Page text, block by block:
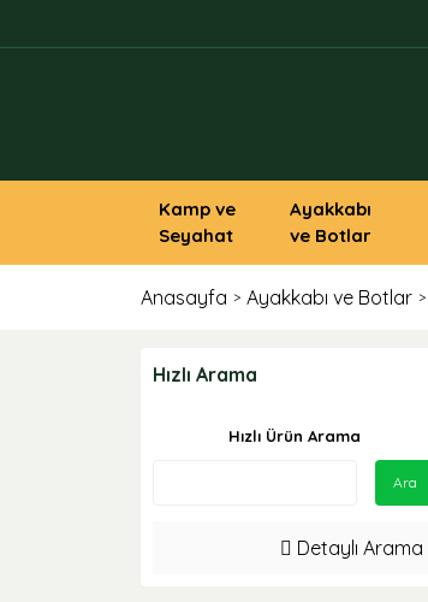
Kamp ve
Seyahat
Ayakkabı
ve Botlar
Anasayfa Ayakkabı ve Botlar
Hızlı Arama
Hızlı Ürün Arama
Ara
Detaylı Arama